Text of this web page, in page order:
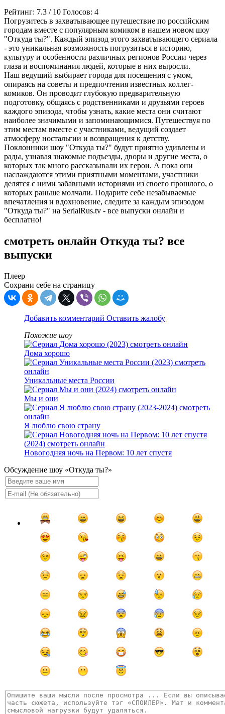
Рейтинг: 7.3 / 10 Голосов: 4
Погрузитесь в захватывающее путешествие по российским
городам вместе с популярным комиком в нашем новом шоу
"Откуда ты?". Каждый эпизод этого захватывающего сериала
- это уникальная возможность погрузиться в историю,
культуру и особенности различных регионов России через
глаза и воспоминания людей, которые в них выросли.
Наш ведущий выбирает города для посещения с умом,
опираясь на советы и предпочтения известных коллег-
комиков. Он проводит глубокую предварительную
подготовку, общаясь с родственниками и друзьями героев
каждого эпизода, чтобы узнать, какие места они считают
наиболее значимыми и запоминающимися. Путешествуя по
этим местам вместе с участниками, ведущий создает
атмосферу ностальгии и возвращения к детству.
Поклонники шоу "Откуда ты?" будут приятно удивлены и
рады, узнавая знакомые подъезды, дворы и другие места, о
которых так много рассказывали их герои. А пока они
наслаждаются этими приятными моментами, участники
делятся с ними забавными историями из своего прошлого, о
которых раньше молчали. Подарите себе незабываемые
впечатления и вдохновение, следите за каждым эпизодом
"Откуда ты?" на SerialRus.tv - все выпуски онлайн и
бесплатно!
смотреть онлайн Откуда ты? все
выпуски
Плеер
Сохрани себе на страницу
Добавить комментарий Оставить жалобу
Похожие шоу
Дома хорошо
Уникальные места России
Мы и они
Я люблю свою страну
Новогодняя ночь на Первом: 10 лет спустя
Обсуждение шоу «Откуда ты?»